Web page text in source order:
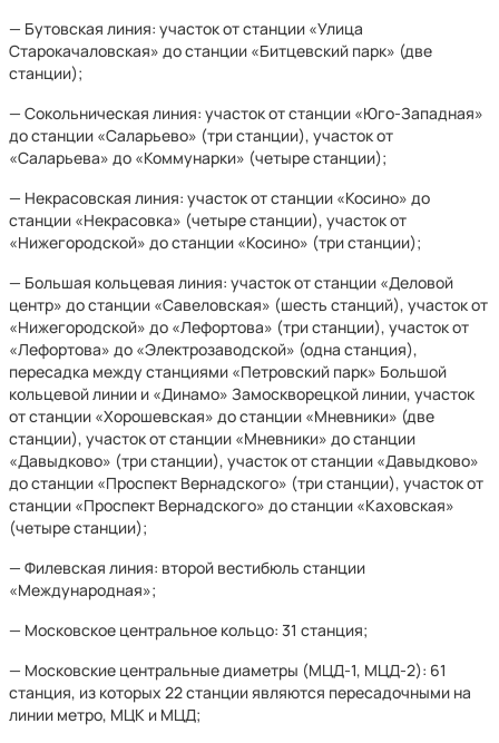
— Бутовская линия: участок от станции «Улица
Старокачаловская» до станции «Битцевский парк» (две
станции);
— Сокольническая линия: участок от станции «Юго-Западная»
до станции «Саларьево» (три станции), участок от
«Саларьева» до «Коммунарки» (четыре станции);
— Некрасовская линия: участок от станции «Косино» до
станции «Некрасовка» (четыре станции), участок от
«Нижегородской» до станции «Косино» (три станции);
— Большая кольцевая линия: участок от станции «Деловой
центр» до станции «Савеловская» (шесть станций), участок от
«Нижегородской» до «Лефортова» (три станции), участок от
«Лефортова» до «Электрозаводской» (одна станция),
пересадка между станциями «Петровский парк» Большой
кольцевой линии и «Динамо» Замоскворецкой линии, участок
от станции «Хорошевская» до станции «Мневники» (две
станции), участок от станции «Мневники» до станции
«Давыдково» (три станции), участок от станции «Давыдково»
до станции «Проспект Вернадского» (три станции), участок от
станции «Проспект Вернадского» до станции «Каховская»
(четыре станции);
— Филевская линия: второй вестибюль станции
«Международная»;
— Московское центральное кольцо: 31 станция;
— Московские центральные диаметры (МЦД-1, МЦД-2): 61
станция, из которых 22 станции являются пересадочными на
линии метро, МЦК и МЦД;